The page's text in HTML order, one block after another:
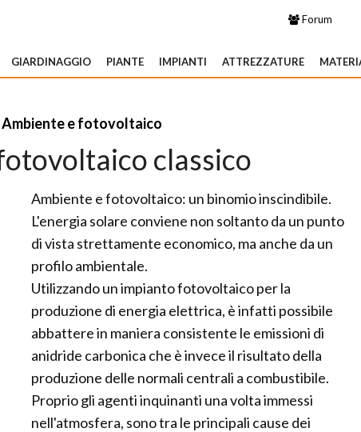
Forum
GIARDINAGGIO PIANTE IMPIANTI ATTREZZATURE
Ambiente e fotovoltaico
classico
Ambiente e fotovoltaico: un binomio inscindibile.
L'energia solare conviene non soltanto da un punto
di vista strettamente economico, ma anche da un
profilo ambientale.
Utilizzando un impianto fotovoltaico per la
produzione di energia elettrica, è infatti possibile
abbattere in maniera consistente le emissioni di
anidride carbonica che è invece il risultato della
produzione delle normali centrali a combustibile.
Proprio gli agenti inquinanti una volta immessi
nell'atmosfera, sono tra le principali cause dei